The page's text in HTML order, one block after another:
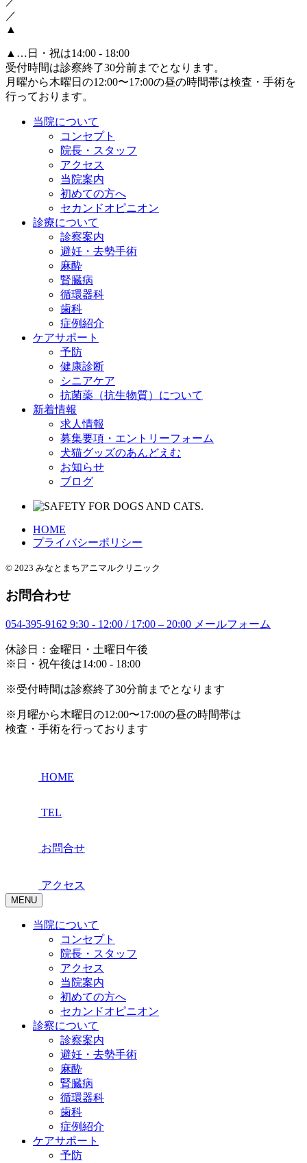
／
▲
▲ …日・祝は14:00 - 18:00
受付時間は診察終了30分前までとなります。
月曜から木曜日の12:00〜17:00の昼の時間帯は検査・手術を
行っております。
当院について
コンセプト
院長・スタッフ
アクセス
当院案内
初めての方へ
セカンドオピニオン
診療について
診察案内
避妊・去勢手術
麻酔
腎臓病
循環器科
歯科
症例紹介
ケアサポート
予防
健康診断
シニアケア
抗菌薬（抗生物質）について
新着情報
求人情報
募集要項・エントリーフォーム
犬猫グッズのあんどえむ
お知らせ
ブログ
HOME
プライバシーポリシー
© 2023 みなとまちアニマルクリニック
お問合わせ
054-395-9162 9:30 - 12:00 / 17:00 – 20:00 メールフォーム
休診日：金曜日・土曜日午後
※日・祝午後は14:00 - 18:00
※受付時間は診察終了30分前までとなります
※月曜から木曜日の12:00〜17:00の昼の時間帯は
検査・手術を行っております
HOME
TEL
お問合せ
アクセス
MENU
当院について
コンセプト
院長・スタッフ
アクセス
当院案内
初めての方へ
セカンドオピニオン
診察について
診察案内
避妊・去勢手術
麻酔
腎臓病
循環器科
歯科
症例紹介
ケアサポート
予防